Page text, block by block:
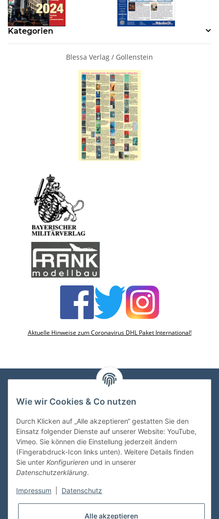
Kategorien
Blessa Verlag / Gollenstein
Aktuelle Hinweise zum Coronavirus DHL Paket International!
VDMedien24.de
Kasernenstraße 6-10
66482 Zweibrücken
Tel. 06332 72710
eMail: heinz.nickel@vdmedien.de
Wie wir Cookies & Co nutzen
Durch Klicken auf „Alle akzeptieren“ gestatten Sie den
Einsatz folgender Dienste auf unserer Website: YouTube,
Vimeo. Sie können die Einstellung jederzeit ändern
(Fingerabdruck-Icon links unten). Weitere Details finden
Sie unter Konfigurieren und in unserer
Datenschutzerklärung.
Impressum Datenschutz
Alle akzeptieren